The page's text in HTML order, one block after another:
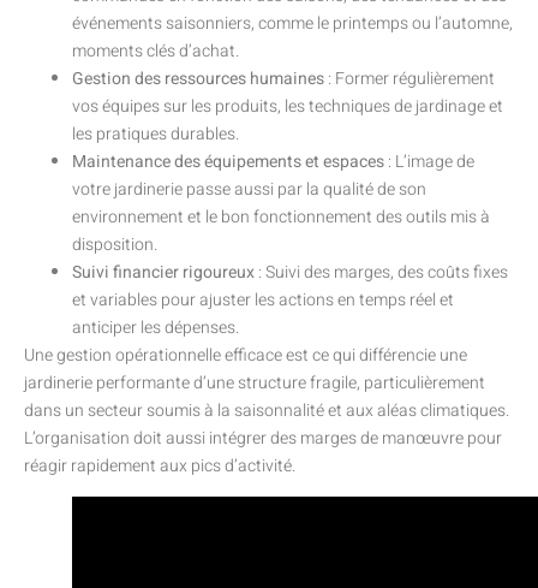
événements saisonniers, comme le printemps ou l’automne,
moments clés d’achat.
Gestion des ressources humaines: Former régulièrement
vos équipes sur les produits, les techniques de jardinage et
les pratiques durables.
Maintenance des équipements et espaces: L’image de
votre jardinerie passe aussi par la qualité de son
environnement et le bon fonctionnement des outils mis à
disposition.
Suivi financier rigoureux: Suivi des marges, des coûts fixes
et variables pour ajuster les actions en temps réel et
anticiper les dépenses.
Une gestion opérationnelle efficace est ce qui différencie une
jardinerie performante d’une structure fragile, particulièrement
dans un secteur soumis à la saisonnalité et aux aléas climatiques.
L’organisation doit aussi intégrer des marges de manœuvre pour
réagir rapidement aux pics d’activité.